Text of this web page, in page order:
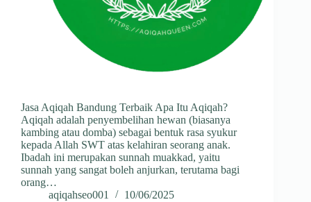
Jasa Aqiqah Bandung Terbaik Apa Itu Aqiqah?
Aqiqah adalah penyembelihan hewan (biasanya
kambing atau domba) sebagai bentuk rasa syukur
kepada Allah SWT atas kelahiran seorang anak.
Ibadah ini merupakan sunnah muakkad, yaitu
sunnah yang sangat boleh anjurkan, terutama bagi
orang…
aqiqahseo001
10/06/2025